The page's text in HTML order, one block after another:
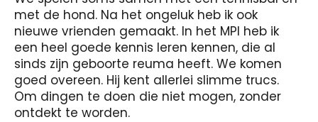
met de hond. Na het ongeluk heb ik ook
nieuwe vrienden gemaakt. In het MPI heb ik
een heel goede kennis leren kennen, die al
sinds zijn geboorte reuma heeft. We komen
goed overeen. Hij kent allerlei slimme trucs.
Om dingen te doen die niet mogen, zonder
ontdekt te worden.